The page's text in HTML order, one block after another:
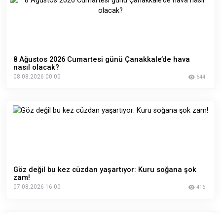
8 Ağustos 2026 Cumartesi günü Çanakkale’de hava
nasıl olacak?
08.08.2026 00:00 644
Göz değil bu kez cüzdan yaşartıyor: Kuru soğana şok
zam!
07.08.2026 16:00 416